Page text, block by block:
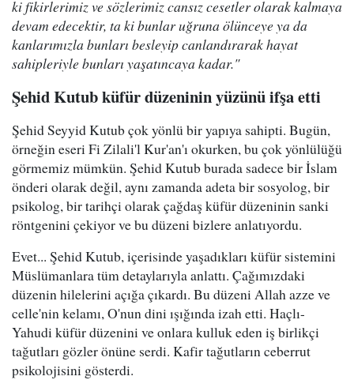
ki fikirlerimiz ve sözlerimiz cansız cesetler olarak kalmaya
devam edecektir, ta ki bunlar uğruna ölünceye ya da
kanlarımızla bunları besleyip canlandırarak hayat
sahipleriyle bunları yaşatıncaya kadar."
Şehid Kutub küfür düzeninin yüzünü ifşa etti
Şehid Seyyid Kutub çok yönlü bir yapıya sahipti. Bugün,
örneğin eseri Fi Zilali'l Kur'an'ı okurken, bu çok yönlülüğü
görmemiz mümkün. Şehid Kutub burada sadece bir İslam
önderi olarak değil, aynı zamanda adeta bir sosyolog, bir
psikolog, bir tarihçi olarak çağdaş küfür düzeninin sanki
röntgenini çekiyor ve bu düzeni bizlere anlatıyordu.
Evet... Şehid Kutub, içerisinde yaşadıkları küfür sistemini
Müslümanlara tüm detaylarıyla anlattı. Çağımızdaki
düzenin hilelerini açığa çıkardı. Bu düzeni Allah azze ve
celle'nin kelamı, O'nun dini ışığında izah etti. Haçlı-
Yahudi küfür düzenini ve onlara kulluk eden iş birlikçi
tağutları gözler önüne serdi. Kafir tağutların ceberrut
psikolojisini gösterdi.